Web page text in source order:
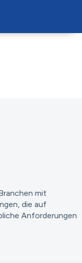
mit
die auf
Anforderungen